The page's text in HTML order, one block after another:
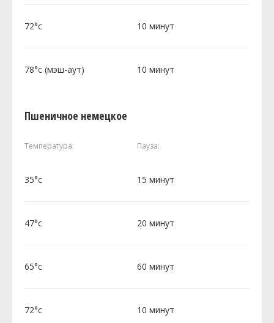
72°c 10 минут
78°c (мэш-аут) 10 минут
Пшеничное немецкое
Температура: Пауза:
35°c 15 минут
47°c 20 минут
65°c 60 минут
72°c 10 минут